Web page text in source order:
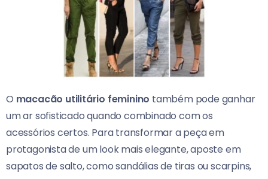
O macacão utilitário feminino também pode ganhar
um ar sofisticado quando combinado com os
acessórios certos. Para transformar a peça em
protagonista de um look mais elegante, aposte em
sapatos de salto, como sandálias de tiras ou scarpins,